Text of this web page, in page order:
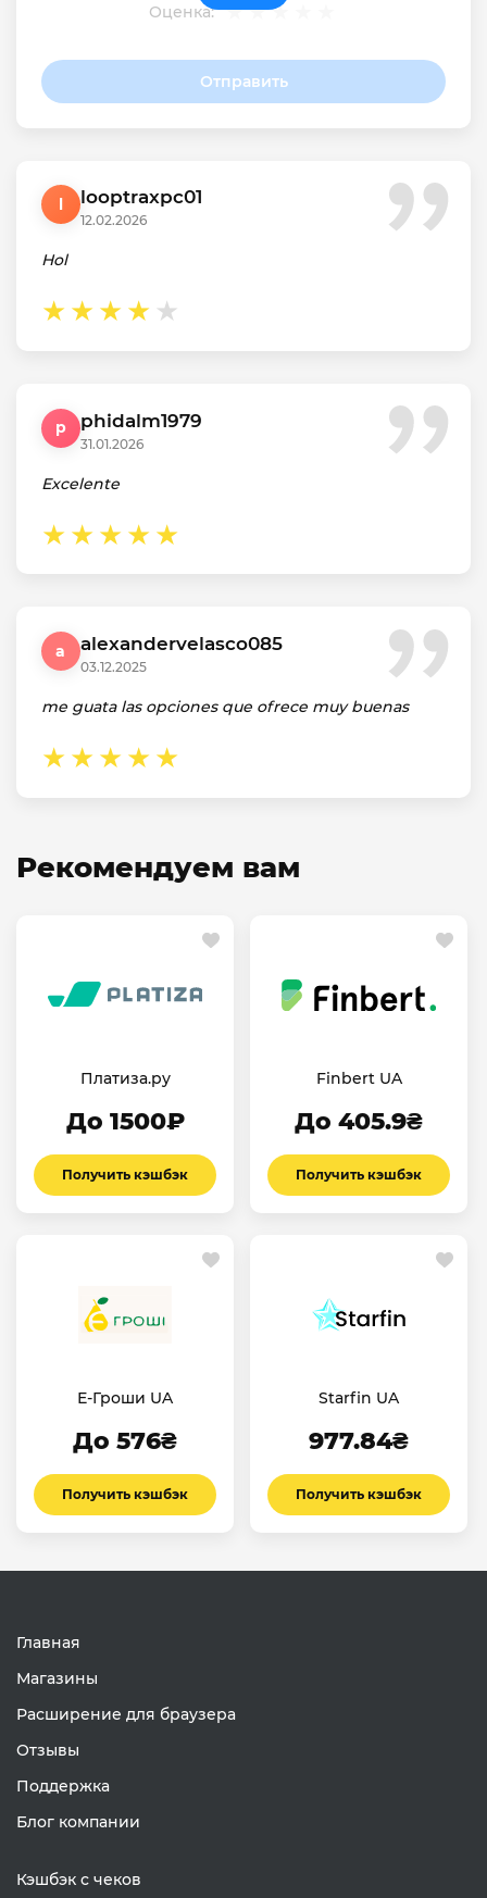
Оценка:
Отправить
l looptraxpc01
12.02.2026
Hol
p phidalm1979
31.01.2026
Excelente
a alexandervelasco085
03.12.2025
me guata las opciones que ofrece muy buenas
Рекомендуем вам
Платиза.ру
До 1500₽
Получить кэшбэк
Finbert UA
До 405.9₴
Получить кэшбэк
Е-Гроши UA
До 576₴
Получить кэшбэк
Starfin UA
977.84₴
Получить кэшбэк
Главная
Магазины
Расширение для браузера
Отзывы
Поддержка
Блог компании
Кэшбэк с чеков